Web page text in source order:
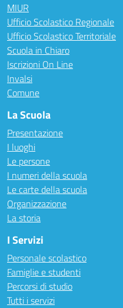
MIUR
Ufficio Scolastico Regionale
Ufficio Scolastico Territoriale
Scuola in Chiaro
Iscrizioni On Line
Invalsi
Comune
La Scuola
Presentazione
I luoghi
Le persone
I numeri della scuola
Le carte della scuola
Organizzazione
La storia
I Servizi
Personale scolastico
Famiglie e studenti
Percorsi di studio
Tutti i servizi